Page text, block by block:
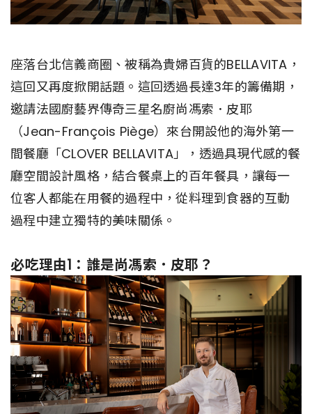
座落台北信義商圈、被稱為貴婦百貨的BELLAVITA，
這回又再度掀開話題。這回透過長達3年的籌備期，
邀請法國廚藝界傳奇三星名廚尚馮索．皮耶
（Jean-François Piège）來台開設他的海外第一
間餐廳「CLOVER BELLAVITA」，透過具現代感的餐
廳空間設計風格，結合餐桌上的百年餐具，讓每一
位客人都能在用餐的過程中，從料理到食器的互動
過程中建立獨特的美味關係。
必吃理由1：誰是尚馮索．皮耶？